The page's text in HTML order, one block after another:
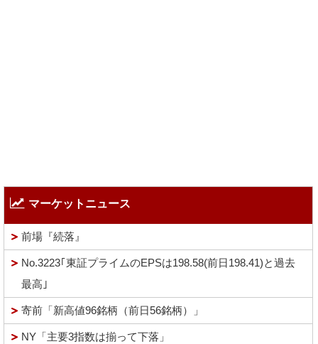
マーケットニュース
前場『続落』
No.3223｢東証プライムのEPSは198.58(前日198.41)と過去
最高｣
寄前「新高値96銘柄（前日56銘柄）」
NY「主要3指数は揃って下落」